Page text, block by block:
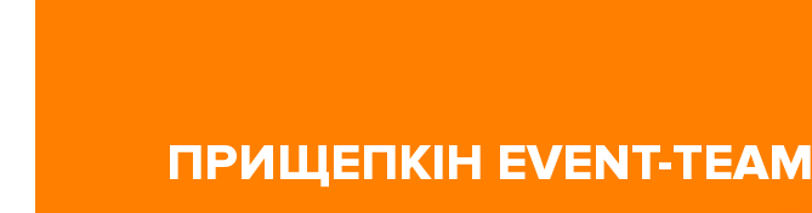
ПРИЩЕПКІН EVENT-TEAM